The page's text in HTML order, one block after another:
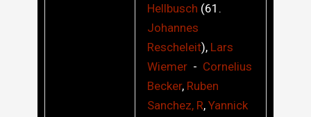
Hellbusch (61.
Johannes
Rescheleit), Lars
Wiemer - Cornelius
Becker, Ruben
Sanchez, R, Yannick